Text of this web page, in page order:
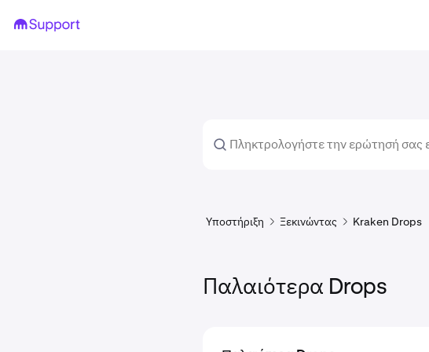
Υποστήριξη Ξεκινώντας Kraken Drops
Παλαιότερα Drops